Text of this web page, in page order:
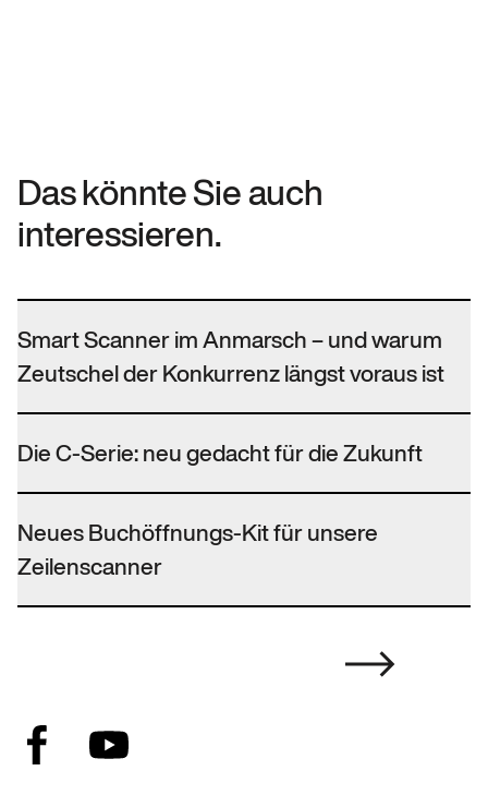
Das könnte Sie auch
interessieren.
Smart Scanner im Anmarsch – und warum
Zeutschel der Konkurrenz längst voraus ist
Die C-Serie: neu gedacht für die Zukunft
Neues Buchöffnungs-Kit für unsere
Zeilenscanner